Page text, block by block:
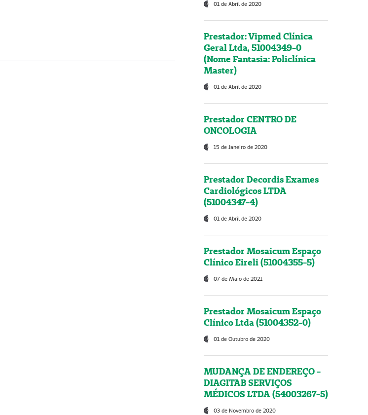
01 de Abril de 2020
Prestador: Vipmed Clínica
Geral Ltda, 51004349-0
(Nome Fantasia: Policlínica
Master)
01 de Abril de 2020
Prestador CENTRO DE
ONCOLOGIA
15 de Janeiro de 2020
Prestador Decordis Exames
Cardiológicos LTDA
(51004347-4)
01 de Abril de 2020
Prestador Mosaicum Espaço
Clínico Eireli (51004355-5)
07 de Maio de 2021
Prestador Mosaicum Espaço
Clínico Ltda (51004352-0)
01 de Outubro de 2020
MUDANÇA DE ENDEREÇO -
DIAGITAB SERVIÇOS
MÉDICOS LTDA (54003267-5)
03 de Novembro de 2020